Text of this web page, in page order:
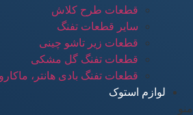
قطعات طرح کلاش
سایر قطعات تفنگ
قطعات زیر تاشو چینی
قطعات تفنگ گل مشکی
قطعات تفنگ بادی هانتر،
لوازم استوک
منو